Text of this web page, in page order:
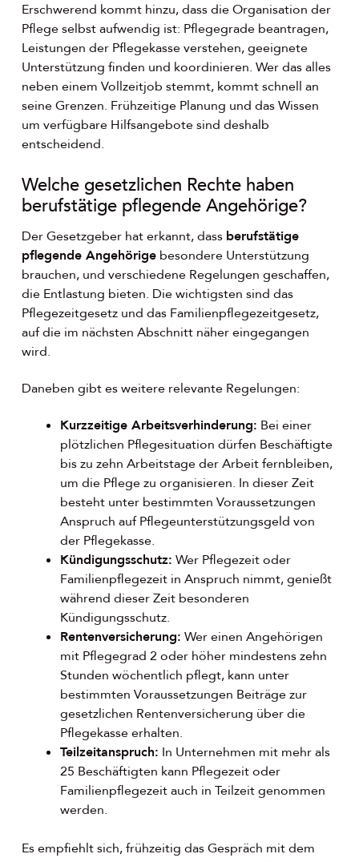
Erschwerend kommt hinzu, dass die Organisation der
Pflege selbst aufwendig ist: Pflegegrade beantragen,
Leistungen der Pflegekasse verstehen, geeignete
Unterstützung finden und koordinieren. Wer das alles
neben einem Vollzeitjob stemmt, kommt schnell an
seine Grenzen. Frühzeitige Planung und das Wissen
um verfügbare Hilfsangebote sind deshalb
entscheidend.
Welche gesetzlichen Rechte haben
berufstätige pflegende Angehörige?
Der Gesetzgeber hat erkannt, dass berufstätige
pflegende Angehörige besondere Unterstützung
brauchen, und verschiedene Regelungen geschaffen,
die Entlastung bieten. Die wichtigsten sind das
Pflegezeitgesetz und das Familienpflegezeitgesetz,
auf die im nächsten Abschnitt näher eingegangen
wird.
Daneben gibt es weitere relevante Regelungen:
Kurzzeitige Arbeitsverhinderung: Bei einer
plötzlichen Pflegesituation dürfen Beschäftigte
bis zu zehn Arbeitstage der Arbeit fernbleiben,
um die Pflege zu organisieren. In dieser Zeit
besteht unter bestimmten Voraussetzungen
Anspruch auf Pflegeunterstützungsgeld von
der Pflegekasse.
Kündigungsschutz: Wer Pflegezeit oder
Familienpflegezeit in Anspruch nimmt, genießt
während dieser Zeit besonderen
Kündigungsschutz.
Rentenversicherung: Wer einen Angehörigen
mit Pflegegrad 2 oder höher mindestens zehn
Stunden wöchentlich pflegt, kann unter
bestimmten Voraussetzungen Beiträge zur
gesetzlichen Rentenversicherung über die
Pflegekasse erhalten.
Teilzeitanspruch: In Unternehmen mit mehr als
25 Beschäftigten kann Pflegezeit oder
Familienpflegezeit auch in Teilzeit genommen
werden.
Es empfiehlt sich, frühzeitig das Gespräch mit dem